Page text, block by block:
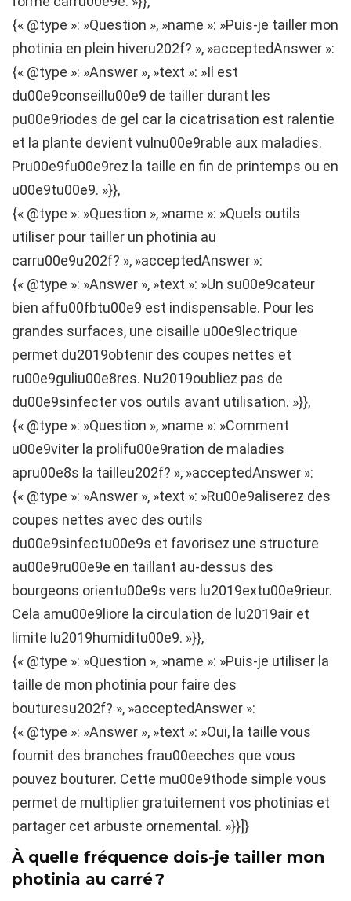
{« @type »: »Question », »name »: »Puis-je tailler mon
photinia en plein hiveru202f? », »acceptedAnswer »:
{« @type »: »Answer », »text »: »Il est
du00e9conseillu00e9 de tailler durant les
pu00e9riodes de gel car la cicatrisation est ralentie
et la plante devient vulnu00e9rable aux maladies.
Pru00e9fu00e9rez la taille en fin de printemps ou en
u00e9tu00e9. »}},
{« @type »: »Question », »name »: »Quels outils
utiliser pour tailler un photinia au
carru00e9u202f? », »acceptedAnswer »:
{« @type »: »Answer », »text »: »Un su00e9cateur
bien affu00fbtu00e9 est indispensable. Pour les
grandes surfaces, une cisaille u00e9lectrique
permet du2019obtenir des coupes nettes et
ru00e9guliu00e8res. Nu2019oubliez pas de
du00e9sinfecter vos outils avant utilisation. »}},
{« @type »: »Question », »name »: »Comment
u00e9viter la prolifu00e9ration de maladies
apru00e8s la tailleu202f? », »acceptedAnswer »:
{« @type »: »Answer », »text »: »Ru00e9aliserez des
coupes nettes avec des outils
du00e9sinfectu00e9s et favorisez une structure
au00e9ru00e9e en taillant au-dessus des
bourgeons orientu00e9s vers lu2019extu00e9rieur.
Cela amu00e9liore la circulation de lu2019air et
limite lu2019humiditu00e9. »}},
{« @type »: »Question », »name »: »Puis-je utiliser la
taille de mon photinia pour faire des
bouturesu202f? », »acceptedAnswer »:
{« @type »: »Answer », »text »: »Oui, la taille vous
fournit des branches frau00eeches que vous
pouvez bouturer. Cette mu00e9thode simple vous
permet de multiplier gratuitement vos photinias et
partager cet arbuste ornemental. »}}]}
À quelle fréquence dois-je tailler mon
photinia au carré ?